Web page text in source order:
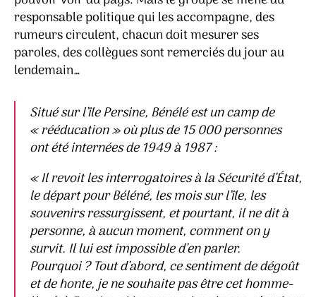
responsable politique qui les accompagne, des
rumeurs circulent, chacun doit mesurer ses
paroles, des collègues sont remerciés du jour au
lendemain…
Situé sur l’île Persine, Bénélé est un camp de
« rééducation » où plus de 15 000 personnes
ont été internées de 1949 à 1987 :
« Il revoit les interrogatoires à la Sécurité d’État,
le départ pour Béléné, les mois sur l’île, les
souvenirs ressurgissent, et pourtant, il ne dit à
personne, à aucun moment, comment on y
survit. Il lui est impossible d’en parler.
Pourquoi ? Tout d’abord, ce sentiment de dégoût
et de honte, je ne souhaite pas être cet homme-